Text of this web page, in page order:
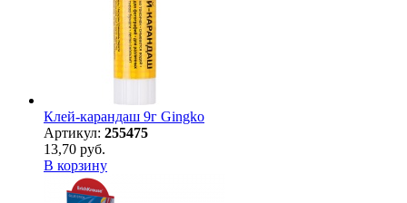
Клей-карандаш 9г Gingko
Артикул: 255475
13,70 руб.
В корзину